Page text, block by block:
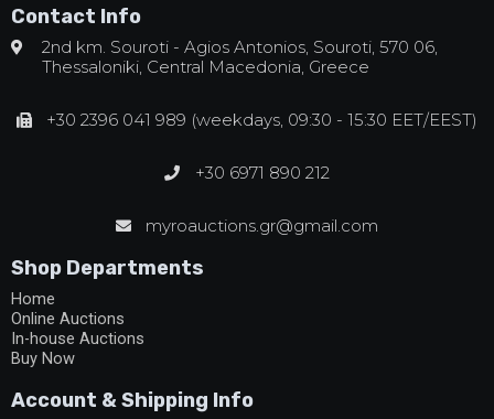
Contact Info
2nd km. Souroti - Agios Antonios, Souroti, 570 06,
Thessaloniki, Central Macedonia, Greece
+30 2396 041 989 (weekdays, 09:30 - 15:30 EET/EEST)
+30 6971 890 212
myroauctions.gr@gmail.com
Shop Departments
Home
Online Auctions
In-house Auctions
Buy Now
Account & Shipping Info